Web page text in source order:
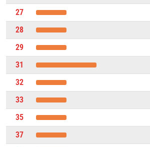
27
28
29
31
32
33
35
37